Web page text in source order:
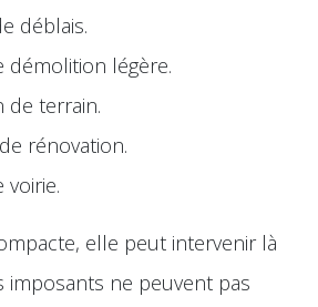
déblais.
démolition légère.
de terrain.
rénovation.
voirie.
elle peut intervenir là
imposants ne peuvent pas